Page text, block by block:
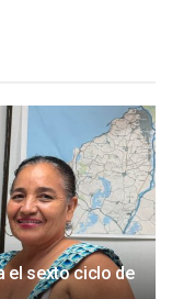
el sexto ciclo de